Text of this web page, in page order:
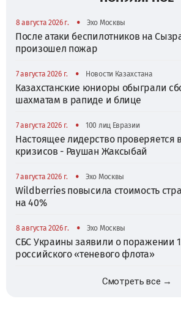
8 августа 2026 г. • Эхо Москвы
После атаки беспилотников на
произошел пожар
7 августа 2026 г. • Новости Казахстана
Казахстанские юниоры обыграли
шахматам в рапиде и блице
7 августа 2026 г. • 100 лиц Евразии
Настоящее лидерство проверяется
кризисов - Раушан Жаксыбай
7 августа 2026 г. • Эхо Москвы
Wildberries повысила стоимость
на 40%
8 августа 2026 г. • Эхо Москвы
СБС Украины заявили о поражении
российского «теневого флота»
Смотреть все →